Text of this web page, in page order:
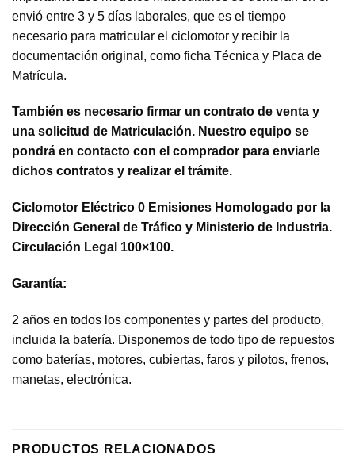
envió entre 3 y 5 días laborales, que es el tiempo
necesario para matricular el ciclomotor y recibir la
documentación original, como ficha Técnica y Placa de
Matrícula.
También es necesario firmar un contrato de venta y
una solicitud de Matriculación. Nuestro equipo se
pondrá en contacto con el comprador para enviarle
dichos contratos y realizar el trámite.
Ciclomotor Eléctrico 0 Emisiones Homologado por la
Dirección General de Tráfico y Ministerio de Industria.
Circulación Legal 100×100.
Garantía:
2 años en todos los componentes y partes del producto,
incluida la batería. Disponemos de todo tipo de repuestos
como baterías, motores, cubiertas, faros y pilotos, frenos,
manetas, electrónica.
PRODUCTOS RELACIONADOS